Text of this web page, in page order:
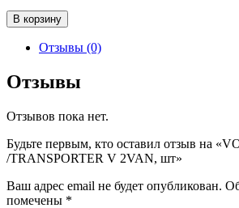
Количество
товара
VOLKSWAGEN
V
/TRANSPORTER
2VAN,
В корзину
Отзывы (0)
Отзывы
Отзывов пока нет.
Будьте первым, кто оставил отзыв на
/TRANSPORTER V 2VAN, шт»
Ваш адрес email не будет опубликован.
помечены *